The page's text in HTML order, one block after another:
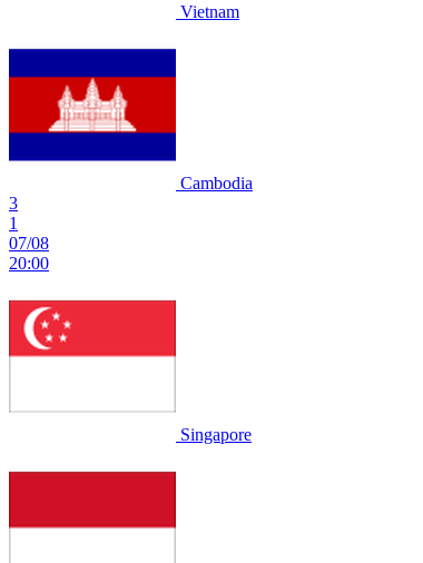
Vietnam
Cambodia
3
1
07/08
20:00
Singapore